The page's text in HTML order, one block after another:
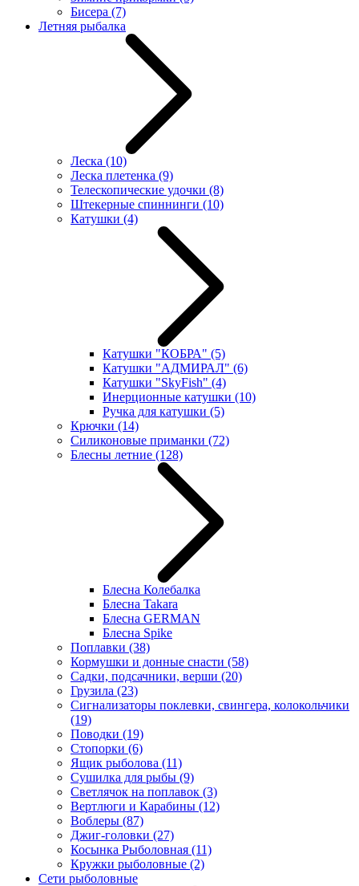
Бисера (7)
Летняя рыбалка
Леска (10)
Леска плетенка (9)
Телескопические удочки (8)
Штекерные спиннинги (10)
Катушки (4)
Катушки "КОБРА" (5)
Катушки "АДМИРАЛ" (6)
Катушки "SkyFish" (4)
Инерционные катушки (10)
Ручка для катушки (5)
Крючки (14)
Силиконовые приманки (72)
Блесны летние (128)
Блесна Колебалка
Блесна Takara
Блесна GERMAN
Блесна Spike
Поплавки (38)
Кормушки и донные снасти (58)
Садки, подсачники, верши (20)
Грузила (23)
Сигнализаторы поклевки, свингера, колокольчики
(19)
Поводки (19)
Стопорки (6)
Ящик рыболова (11)
Сушилка для рыбы (9)
Светлячок на поплавок (3)
Вертлюги и Карабины (12)
Воблеры (87)
Джиг-головки (27)
Косынка Рыболовная (11)
Кружки рыболовные (2)
Сети рыболовные